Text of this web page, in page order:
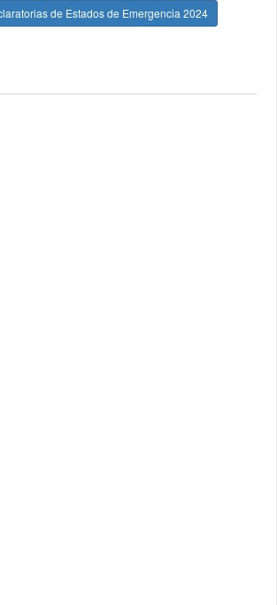
de Estados de Emergencia 2024